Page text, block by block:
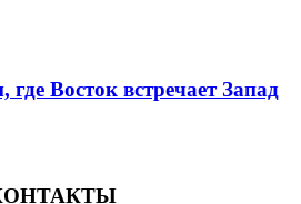
Восток встречает Запад